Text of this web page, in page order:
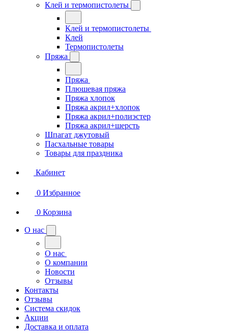
Клей и термопистолеты
Клей и термопистолеты
Клей
Термопистолеты
Пряжа
Пряжа
Плюшевая пряжа
Пряжа хлопок
Пряжа акрил+хлопок
Пряжа акрил+полиэстер
Пряжа акрил+шерсть
Шпагат джутовый
Пасхальные товары
Товары для праздника
Кабинет
0 Избранное
0 Корзина
О нас
О нас
О компании
Новости
Отзывы
Контакты
Отзывы
Система скидок
Акции
Доставка и оплата